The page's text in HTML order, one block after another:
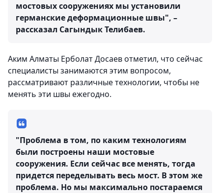
мостовых сооружениях мы установили
германские деформационные швы", –
рассказал Сагындык Телибаев.
Аким Алматы Ерболат Досаев отметил, что сейчас
специалисты занимаются этим вопросом,
рассматривают различные технологии, чтобы не
менять эти швы ежегодно.
"Проблема в том, по каким технологиям
были построены наши мостовые
сооружения. Если сейчас все менять, тогда
придется переделывать весь мост. В этом же
проблема. Но мы максимально постараемся